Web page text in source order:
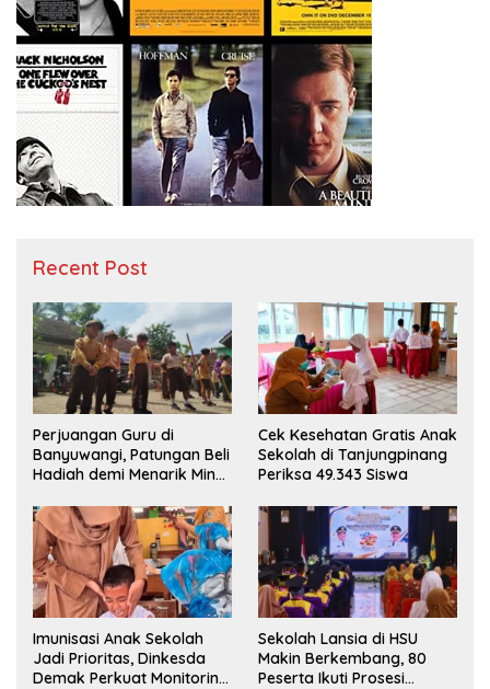
Recent Post
Perjuangan Guru di
Banyuwangi, Patungan Beli
Hadiah demi Menarik Minat
Cek Kesehatan Gratis Anak
Sekolah di Tanjungpinang
Periksa 49.343 Siswa
Imunisasi Anak Sekolah
Jadi Prioritas, Dinkesda
Demak Perkuat Monitoring
Sekolah Lansia di HSU
Makin Berkembang, 80
Peserta Ikuti Prosesi